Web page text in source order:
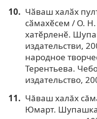
Чӑваш халӑх
сӑмахӗсем / О. Н.
хатӗрленӗ.
издательстви,
народное
Терентьева.
издательство,
Чăваш халăх
Юмарт.